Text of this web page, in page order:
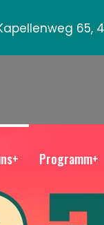
65,
Programm+